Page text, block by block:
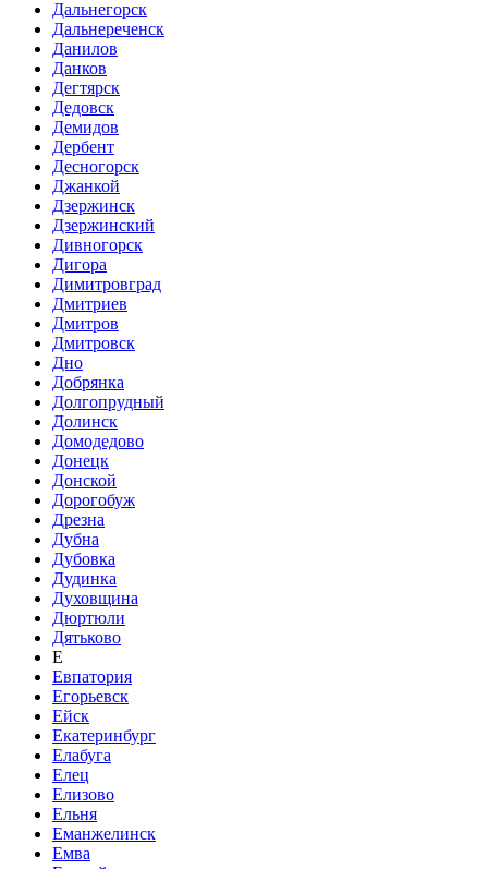
Дальнегорск
Дальнереченск
Данилов
Данков
Дегтярск
Дедовск
Демидов
Дербент
Десногорск
Джанкой
Дзержинск
Дзержинский
Дивногорск
Дигора
Димитровград
Дмитриев
Дмитров
Дмитровск
Дно
Добрянка
Долгопрудный
Долинск
Домодедово
Донецк
Донской
Дорогобуж
Дрезна
Дубна
Дубовка
Дудинка
Духовщина
Дюртюли
Дятьково
Е
Евпатория
Егорьевск
Ейск
Екатеринбург
Елабуга
Елец
Елизово
Ельня
Еманжелинск
Емва